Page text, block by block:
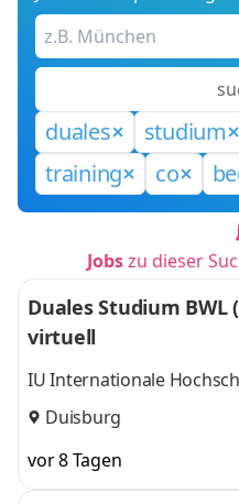
duales studium
training
co
Jobszu dieser
Duales Studium BWL
virtuell
IU Internationale
Duisburg
vor 8 Tagen